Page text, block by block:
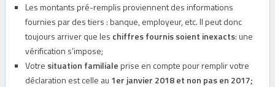
Les montants pré-remplis proviennent des informations
fournies par des tiers : banque, employeur, etc. Il peut donc
toujours arriver que les chiffres fournis soient inexacts: une
vérification s’impose;
Votre situation familialeprise en compte pour remplir votre
déclaration est celle au 1er janvier 2018 et non pas en 2017;